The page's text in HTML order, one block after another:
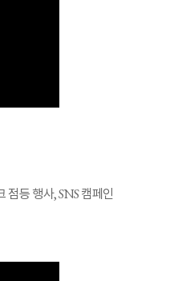
점등 행사, SNS 캠페인